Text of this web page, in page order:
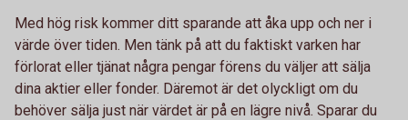
Med hög risk kommer ditt sparande att åka upp och ner i
värde över tiden. Men tänk på att du faktiskt varken har
förlorat eller tjänat några pengar förens du väljer att sälja
dina aktier eller fonder. Däremot är det olyckligt om du
behöver sälja just när värdet är på en lägre nivå. Sparar du